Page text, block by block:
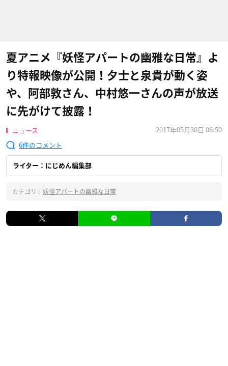
夏アニメ『妖怪アパートの幽雅な日常』よ
り特報映像が公開！夕士と泉貴が動く姿
や、阿部敦さん、中村悠一さんの声が放送
に先がけて披露！
ニュース
2017年05月30日 08:50
6
ライター：にじめん編集部
カテゴリ : 妖怪アパートの幽雅な日常